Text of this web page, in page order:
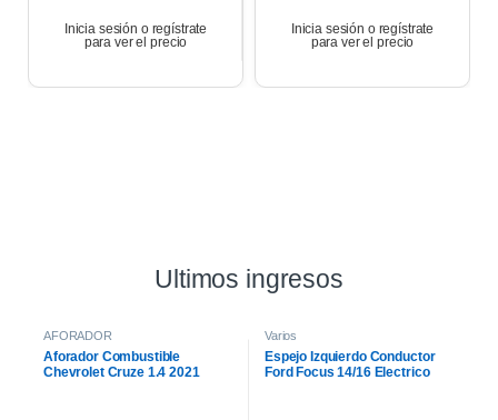
Inicia sesión o regístrate
para ver el precio
Inicia sesión o regístrate
para ver el precio
Ultimos ingresos
AFORADOR
Aforador Combustible
Chevrolet Cruze 1.4 2021
Varios
Espejo Izquierdo Conductor
Ford Focus 14/16 Electrico